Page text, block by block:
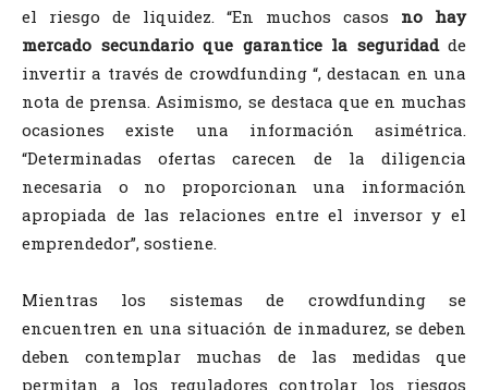
el riesgo de liquidez. “En muchos casos no hay
mercado secundario que garantice la seguridadde
invertir a través de crowdfunding “, destacan en una
nota de prensa. Asimismo, se destaca que en muchas
ocasiones existe una información asimétrica.
“Determinadas ofertas carecen de la diligencia
necesaria o no proporcionan una información
apropiada de las relaciones entre el inversor y el
emprendedor”, sostiene.
Mientras los sistemas de crowdfunding se
encuentren en una situación de inmadurez, se deben
deben contemplar muchas de las medidas que
permitan a los reguladores controlar los riesgos